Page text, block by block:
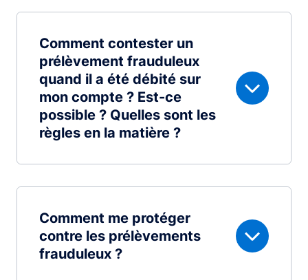
Comment contester un
prélèvement frauduleux
quand il a été débité sur
mon compte ? Est-ce
possible ? Quelles sont les
règles en la matière ?
Comment me protéger
contre les prélèvements
frauduleux ?